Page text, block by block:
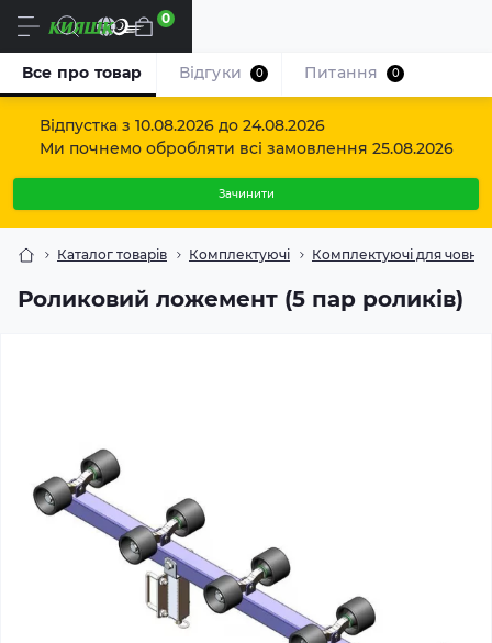
Відпустка з 10.08.2026 до 24.08.2026
Ми почнемо обробляти всі замовлення 25.08.2026
Зачинити
Uk 0
Каталог товарів Комплектуючі Комплектуючі для
Роликовий ложемент (5 пар роликів)
Все про товар Відгуки 0 Питання 0